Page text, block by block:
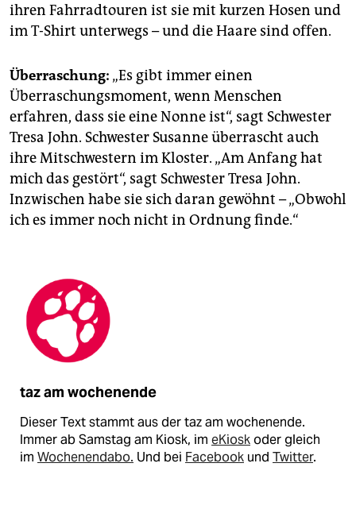
ihren Fahrradtouren ist sie mit kurzen Hosen und
im T-Shirt unterwegs – und die Haare sind offen.
Überraschung: „Es gibt immer einen
Überraschungsmoment, wenn Menschen
erfahren, dass sie eine Nonne ist“, sagt Schwester
Tresa John. Schwester Susanne überrascht auch
ihre Mitschwestern im Kloster. „Am Anfang hat
mich das gestört“, sagt Schwester Tresa John.
Inzwischen habe sie sich daran gewöhnt – „Obwohl
ich es immer noch nicht in Ordnung finde.“
taz am wochenende
Dieser Text stammt aus der taz am wochenende.
Immer ab Samstag am Kiosk, im eKioskoder gleich
im Wochenendabo. Und bei Facebook und Twitter.